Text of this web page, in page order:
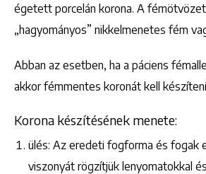
égetett porcelán korona. A
„hagyományos” nikkelmenetes fém
Abban az esetben, ha a páciens
akkor fémmentes koronát kell
Korona készítésének menete:
ülés: Az eredeti fogforma és fogak
viszonyát rögzítjük lenyomatokkal